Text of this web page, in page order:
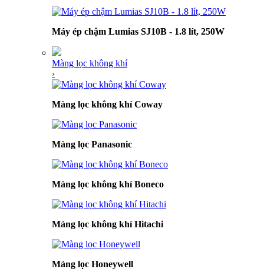
Máy ép chậm Lumias SJ10B - 1.8 lít, 250W
Màng lọc không khí
›
Màng lọc không khí Coway
Màng lọc Panasonic
Màng lọc không khí Boneco
Màng lọc không khí Hitachi
Màng lọc Honeywell